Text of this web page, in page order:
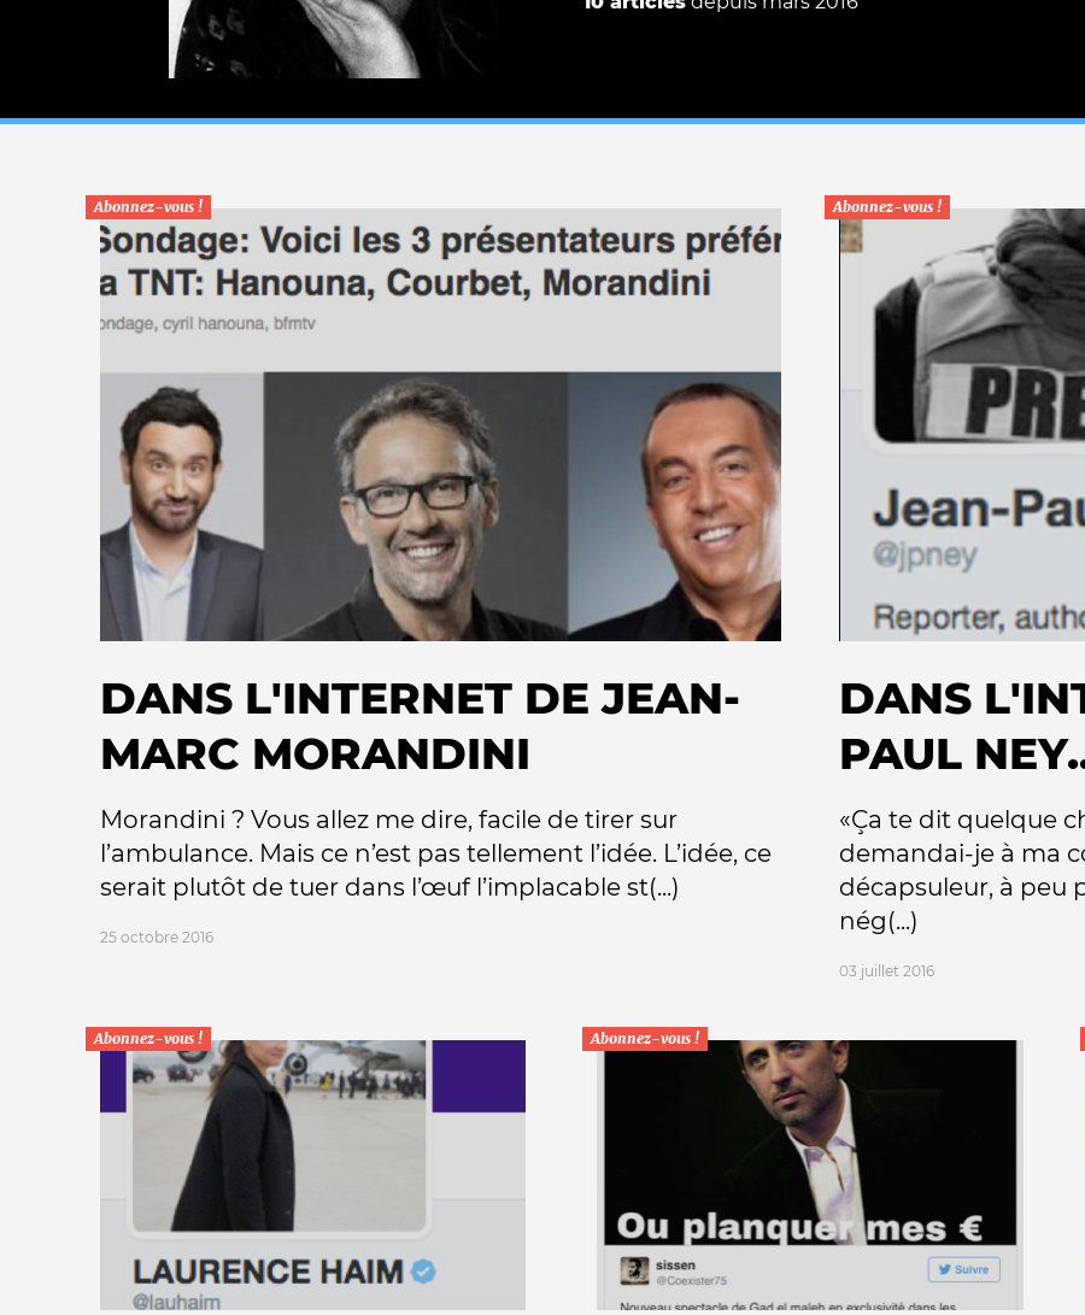
La vie du site Le médiateur L'équipe
Nos autres projets
Abonnez-vous !
DANS L'INTERNET DE JEAN-
MARC MORANDINI
Morandini ? Vous allez me dire, facile de tirer sur
l’ambulance. Mais ce n’est pas tellement l’idée. L’idée, ce
serait plutôt de tuer dans l’œuf l’implacable st(...)
25 octobre 2016
Abonnez-vous !
DANS
PAUL
«Ça te dit quelque
demandai-je à ma
décapsuleur, à peu
nég(...)
03 juillet 2016
Abonnez-vous ! Abonnez-vous !